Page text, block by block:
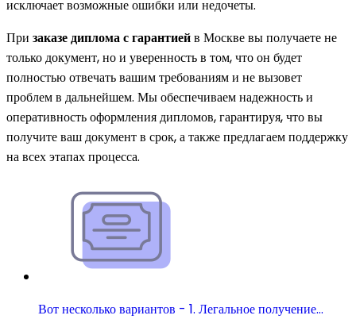
исключает возможные ошибки или недочеты.
При заказе диплома с гарантиейв Москве вы получаете не
только документ, но и уверенность в том, что он будет
полностью отвечать вашим требованиям и не вызовет
проблем в дальнейшем. Мы обеспечиваем надежность и
оперативность оформления дипломов, гарантируя, что вы
получите ваш документ в срок, а также предлагаем поддержку
на всех этапах процесса.
Вот несколько вариантов - 1. Легальное получение…